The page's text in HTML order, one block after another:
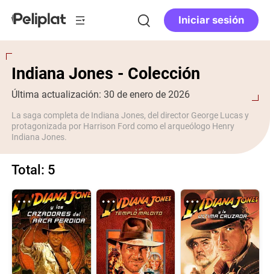
Iniciar sesión
Indiana Jones - Colección
Última actualización: 30 de enero de 2026
La saga completa de Indiana Jones, del director George Lucas y
protagonizada por Harrison Ford como el arqueólogo Henry
Indiana Jones.
Total: 5